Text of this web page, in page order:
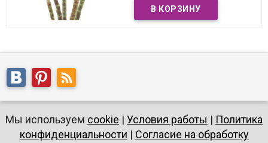
Мы используем cookie | Условия работы | Политика
конфиденциальности | Согласие на обработку